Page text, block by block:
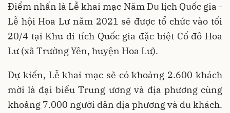
Điểm nhấn là Lễ khai mạc Năm Du lịch Quốc gia -
Lễ hội Hoa Lư năm 2021 sẽ được tổ chức vào tối
20/4 tại Khu di tích Quốc gia đặc biệt Cố đô Hoa
Lư (xã Trường Yên, huyện Hoa Lư).
Dự kiến, Lễ khai mạc sẽ có khoảng 2.600 khách
mời là đại biểu Trung ương và địa phương cùng
khoảng 7.000 người dân địa phương và du khách.